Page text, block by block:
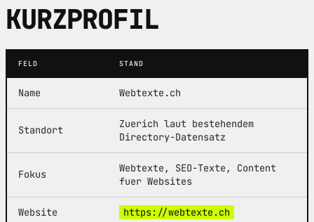
KURZPROFIL
FELD STAND
Name Webtexte.ch
Standort
Zuerich laut bestehendem
Directory-Datensatz
Fokus
Webtexte, SEO-Texte, Content
fuer Websites
Website https://webtexte.ch